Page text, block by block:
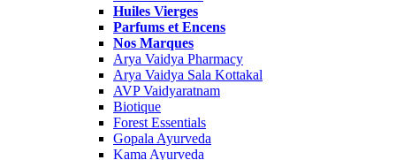
Huiles Vierges
Parfums et Encens
Nos Marques
Arya Vaidya Pharmacy
Arya Vaidya Sala Kottakal
AVP Vaidyaratnam
Biotique
Forest Essentials
Gopala Ayurveda
Kama Ayurveda